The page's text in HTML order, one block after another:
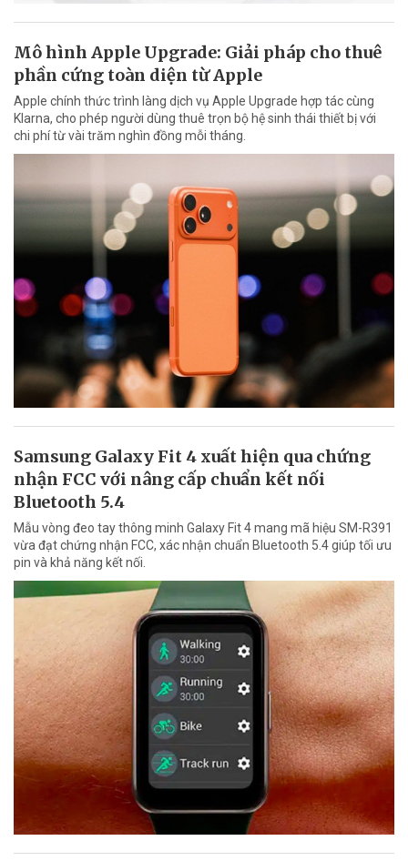
Mô hình Apple Upgrade: Giải pháp cho thuê
phần cứng toàn diện từ Apple
Apple chính thức trình làng dịch vụ Apple Upgrade hợp tác cùng
Klarna, cho phép người dùng thuê trọn bộ hệ sinh thái thiết bị với
chi phí từ vài trăm nghìn đồng mỗi tháng.
Samsung Galaxy Fit 4 xuất hiện qua chứng
nhận FCC với nâng cấp chuẩn kết nối
Bluetooth 5.4
Mẫu vòng đeo tay thông minh Galaxy Fit 4 mang mã hiệu SM-R391
vừa đạt chứng nhận FCC, xác nhận chuẩn Bluetooth 5.4 giúp tối ưu
pin và khả năng kết nối.